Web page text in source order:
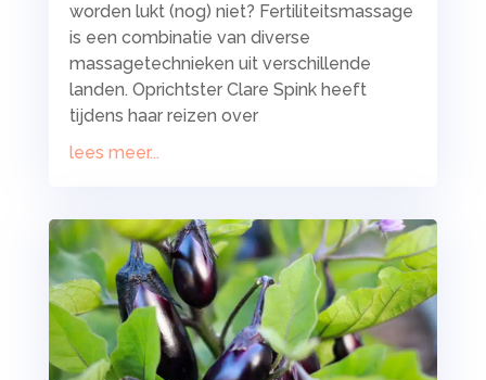
worden lukt (nog) niet? Fertiliteitsmassage
is een combinatie van diverse
massagetechnieken uit verschillende
landen. Oprichtster Clare Spink heeft
tijdens haar reizen over
lees meer...